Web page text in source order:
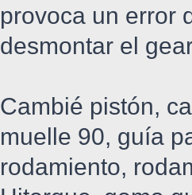
provoca un error
desmontar el
Cambié pistón,
muelle 90, guía
rodamiento,